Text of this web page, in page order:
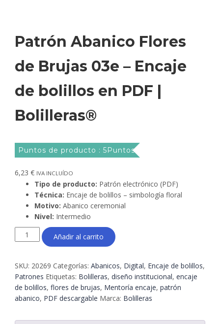
Patrón Abanico Flores
de Brujas 03e – Encaje
de bolillos en PDF |
Bolilleras®
Puntos de producto : 5Puntos
6,23 € IVA INCLUÍDO
Tipo de producto: Patrón electrónico (PDF)
Técnica: Encaje de bolillos – simbología floral
Motivo: Abanico ceremonial
Nivel: Intermedio
Patrón
Abanico
de
Brujas
03e
–
de
Añadir al carrito
SKU: 20269 Categorías: Abanicos, Digital, Encaje de bolillos,
Patrones Etiquetas: Bolilleras, diseño institucional, encaje
de bolillos, flores de brujas, Mentoría encaje, patrón
abanico, PDF descargable Marca: Bolilleras